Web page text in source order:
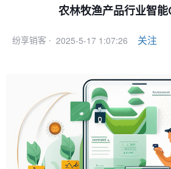
农林牧渔产品行业智能
纷享销客 · 2025-5-17 1:07:26 关注